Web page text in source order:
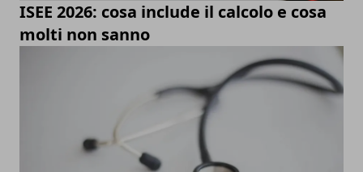
ISEE 2026: cosa include il calcolo e cosa
molti non sanno